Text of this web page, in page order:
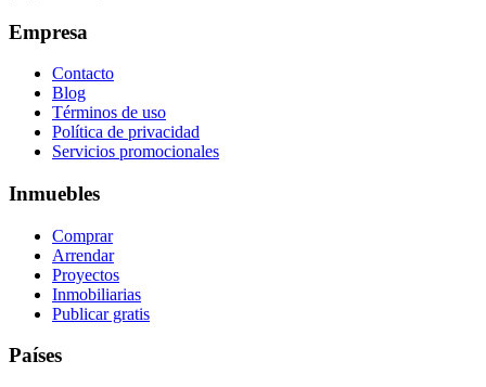
Empresa
Contacto
Blog
Términos de uso
Política de privacidad
Servicios promocionales
Inmuebles
Comprar
Arrendar
Proyectos
Inmobiliarias
Publicar gratis
Países